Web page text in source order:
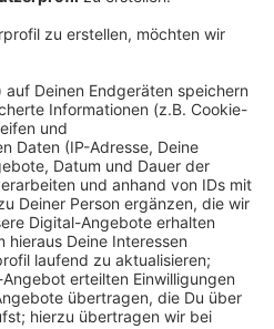
Bredenscheider Straße
In Witten stehen
an erster Stelle.
geräumt, manche
Für Landes- und
zuständig. Sie
die
und Fahrbahnzustand
oder eisig - dadurch
genau, wo und wann